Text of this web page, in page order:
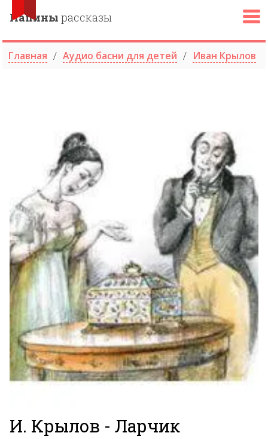
Папины рассказы
Главная Аудио басни для детей Иван Крылов
И. Крылов - Ларчик